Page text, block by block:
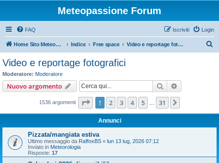
Meteopassione Forum
FAQ Login
Iscriviti
Home Sito Meteopassione Indice Free space Video e reportage fotografici
Video e reportage fotografici
Moderatore: Moderatore
Nuovo argomento Cerca
1536 argomenti Pagina di 31
1 2 3 4 5 31
Annunci
Pizzata/mangiata estiva
Ultimo messaggio da RaffoxBS « lun 13 lug, 2026 07:12
Inviato in Meteorologia
Risposte: 17